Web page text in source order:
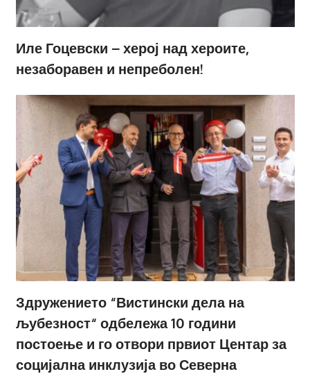
Иле Гоцевски – херој над хероите,
незаборавен и непреболен!
Здружението “Вистински дела на
љубезност“ одбележа 10 години
постоење и го отвори првиот Центар за
социјална инклузија во Северна